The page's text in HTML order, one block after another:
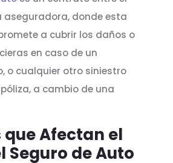
aseguradora, donde esta
a cubrir los daños o
en caso de un
o cualquier otro siniestro
a cambio de una
que Afectan el
Seguro de Auto